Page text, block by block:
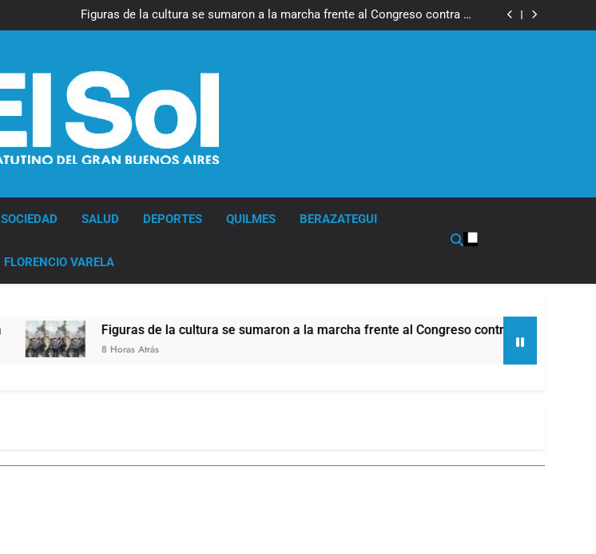
Figuras de la cultura se sumaron a la marcha frente al Congreso contra la
Ley de Propiedad Privada
Nueva jornada negativa para los activos argentinos: cayeron las acciones
Figuras de la cultura se sumaron a la marcha frente al Congreso contra la
Nueva jornada negativa para los activos argentinos: cayeron las acciones
en Wall Street y el riesgo país quedó al borde de los 450 puntos
SOCIEDAD SALUD DEPORTES QUILMES BERAZATEGUI
FLORENCIO VARELA
Figuras de la cultura se sumaron a la marcha frente al Congreso contra la Ley de Propiedad
8 Horas Atrás